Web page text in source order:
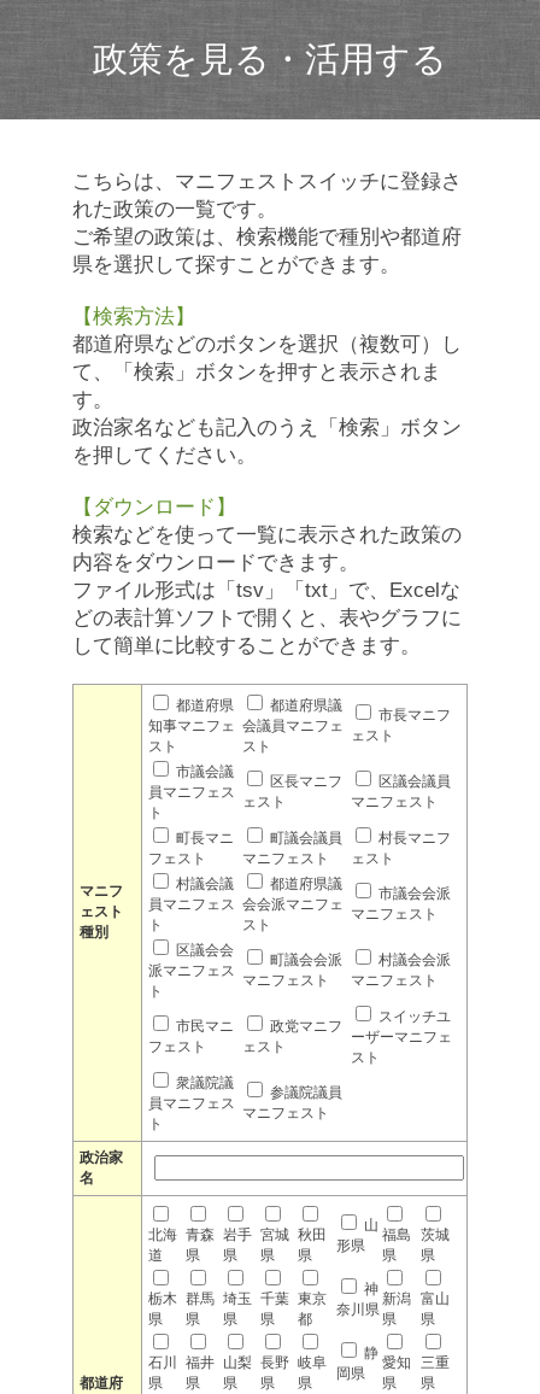
政策を見る・活用する
こちらは、マニフェストスイッチに登録さ
れた政策の一覧です。
ご希望の政策は、検索機能で種別や都道府
県を選択して探すことができます。
【検索方法】
都道府県などのボタンを選択（複数可）し
て、「検索」ボタンを押すと表示されま
す。
政治家名なども記入のうえ「検索」ボタン
を押してください。
【ダウンロード】
検索などを使って一覧に表示された政策の
内容をダウンロードできます。
ファイル形式は「tsv」「txt」で、Excelな
どの表計算ソフトで開くと、表やグラフに
して簡単に比較することができます。
マニフ
ェスト
種別
都道府県
知事マニフェ
スト
都道府県議
会議員マニフェ
スト
市長マニフ
ェスト
市議会議
員マニフェス
ト
区長マニフ
ェスト
区議会議員
マニフェスト
町長マニ
フェスト
町議会議員
マニフェスト
村長マニフ
ェスト
村議会議
員マニフェス
ト
都道府県議
会会派マニフェ
スト
市議会会派
マニフェスト
区議会会
派マニフェス
ト
町議会会派
マニフェスト
村議会会派
マニフェスト
市民マニ
フェスト
政党マニフ
ェスト
スイッチユ
ーザーマニフェ
スト
衆議院議
員マニフェス
ト
参議院議員
マニフェスト
政治家
名
都道府
北海
道
青森
県
岩手
県
宮城
県
秋田
県
山
形県
福島
県
茨城
県
栃木
県
群馬
県
埼玉
県
千葉
県
東京
都
神
奈川県
新潟
県
富山
県
石川
県
福井
県
山梨
県
長野
県
岐阜
県
静
岡県
愛知
県
三重
県